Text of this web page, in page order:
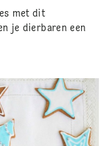
met dit
je dierbaren een